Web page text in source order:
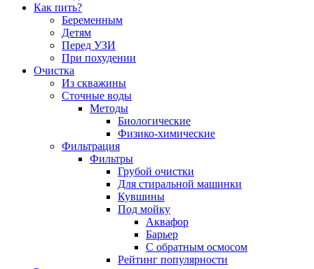
Как пить?
Беременным
Детям
Перед УЗИ
При похудении
Очистка
Из скважины
Сточные воды
Методы
Биологические
Физико-химические
Фильтрация
Фильтры
Грубой очистки
Для стиральной машинки
Кувшины
Под мойку
Аквафор
Барьер
С обратным осмосом
Рейтинг популярности